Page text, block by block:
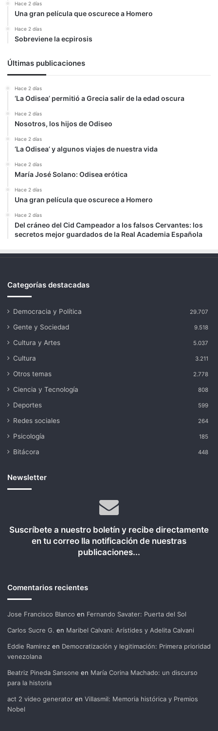
Hace 2 días
Una gran película que oscurece a Homero
Hace 2 días
Sobreviene la ecpirosis
Últimas publicaciones
Hace 2 días
‘La Odisea’ permitió a Grecia salir de la edad oscura
Hace 2 días
Nosotros, los hijos de Odiseo
Hace 2 días
‘La Odisea’ y algunos viajes de nuestra vida
Hace 2 días
María José Solano: Odisea erótica
Hace 2 días
Una gran película que oscurece a Homero
Hace 2 días
Del cráneo del Cid Campeador a los falsos Cervantes: los
secretos mejor guardados de la Real Academia Española
Categorías destacadas
Democracia y Política 29.707
Gente y Sociedad 9.518
Cultura y Artes 5.037
Cultura 3.211
Otros temas 2.778
Ciencia y Tecnología 808
Deportes 599
Redes sociales 264
Psicología 185
Bitácora 448
Newsletter
Suscríbete a nuestro boletín y recibe directamente
en tu correo lla notificación de nuestras
publicaciones...
Comentarios recientes
Jose Francisco Blanco en Fernando Savater: Puerta del Sol
Carlos Sucre G. en Maribel Calvani: Arístides y Adelita Calvani
Eddie Ramirez en Democratización y legitimación: Primera prioridad
venezolana
Beatriz Pineda Sansone en María Corina Machado: un discurso
para la historia
act 2 video generator en Villasmil: Memoria histórica y Premios
Nobel